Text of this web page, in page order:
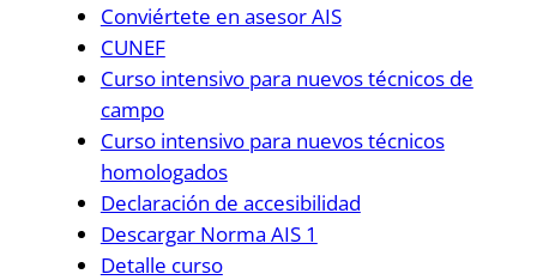
Conviértete en asesor AIS
CUNEF
Curso intensivo para nuevos técnicos de
campo
Curso intensivo para nuevos técnicos
homologados
Declaración de accesibilidad
Descargar Norma AIS 1
Detalle curso